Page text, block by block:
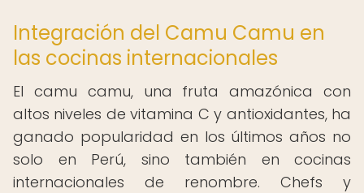
Integración del Camu Camu en
las cocinas internacionales
El camu camu, una fruta amazónica con
altos niveles de vitamina C y antioxidantes, ha
ganado popularidad en los últimos años no
solo en Perú, sino también en cocinas
internacionales de renombre. Chefs y